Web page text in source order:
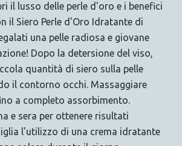
il lusso delle perle d'oro e i benefici
il Siero Perle d'Oro Idratante di
una pelle radiosa e giovane
Dopo la detersione del viso,
quantità di siero sulla pelle
il contorno occhi. Massaggiare
a completo assorbimento.
e sera per ottenere risultati
l'utilizzo di una crema idratante